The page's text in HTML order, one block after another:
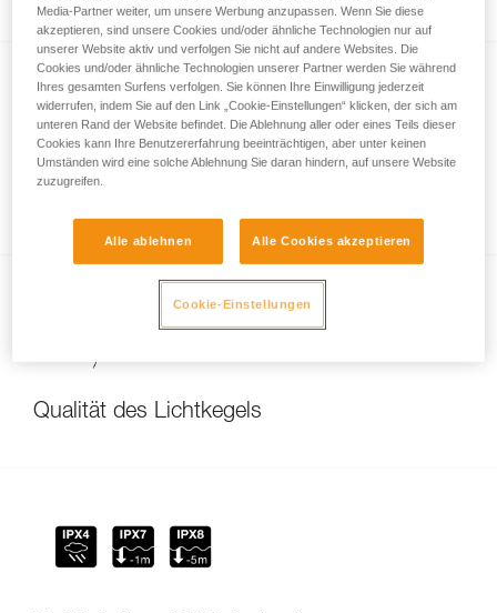
Qualität des Lichtkegels
Media-Partner weiter, um unsere Werbung anzupassen. Wenn Sie diese
akzeptieren, sind unsere Cookies und/oder ähnliche Technologien nur auf
unserer Website aktiv und verfolgen Sie nicht auf andere Websites. Die
Cookies und/oder ähnliche Technologien unserer Partner werden Sie während
Ihres gesamten Surfens verfolgen. Sie können Ihre Einwilligung jederzeit
widerrufen, indem Sie auf den Link „Cookie-Einstellungen“ klicken, der sich am
unteren Rand der Website befindet. Die Ablehnung aller oder eines Teils dieser
Cookies kann Ihre Benutzererfahrung beeinträchtigen, aber unter keinen
Umständen wird eine solche Ablehnung Sie daran hindern, auf unsere Website
zuzugreifen.
Alle ablehnen Alle Cookies akzeptieren
Cookie-Einstellungen